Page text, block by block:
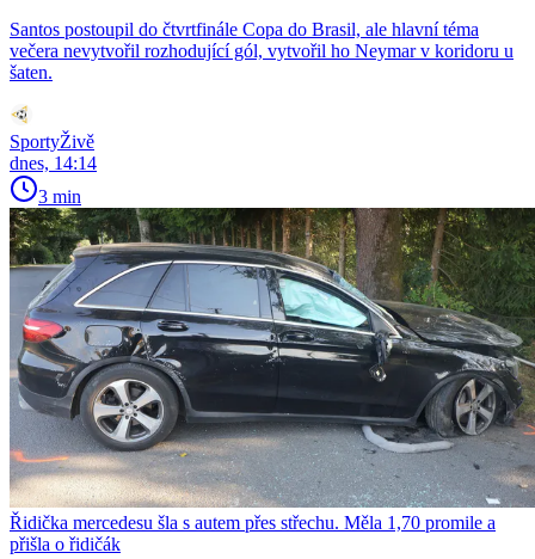
Santos postoupil do čtvrtfinále Copa do Brasil, ale hlavní téma
večera nevytvořil rozhodující gól, vytvořil ho Neymar v koridoru u
šaten.
SportyŽivě
dnes, 14:14
3 min
Řidička mercedesu šla s autem přes střechu. Měla 1,70 promile a
přišla o řidičák